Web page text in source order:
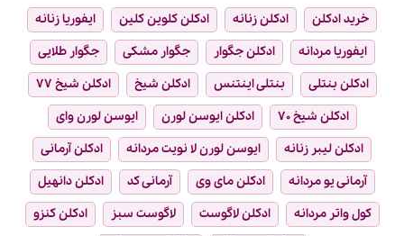
خرید ادکلن ادکلن زنانه ادکلن کلوین کلین
ایفوریا زنانه
ایفوریا مردانه
ادکلن جگوار جگوار مشکی
جگوار طلایی
ادکلن بنتلی
بنتلی اینتنس ادکلن شیخ
ادکلن شیخ ۷۷
ادکلن شیخ ۷۰
ادکلن ایوسن لورن
ایوسن لورن وای
ادکلن لیبر زنانه
ایوسن لورن لا نویت مردانه
ادکلن آرمانی
آرمانی یو مردانه
ادکلن مای وی آرمانی کد
ادکلن دانهیل
کول واتر مردانه
ادکلن لاگوست لاگوست سبز
ادکلن کنزو